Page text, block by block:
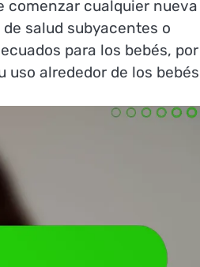
comenzar cualquier nueva
salud subyacentes o
para los bebés,
uso alrededor de los